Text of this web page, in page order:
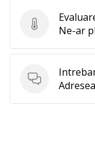
Evaluare
Ne-ar
Intrebari